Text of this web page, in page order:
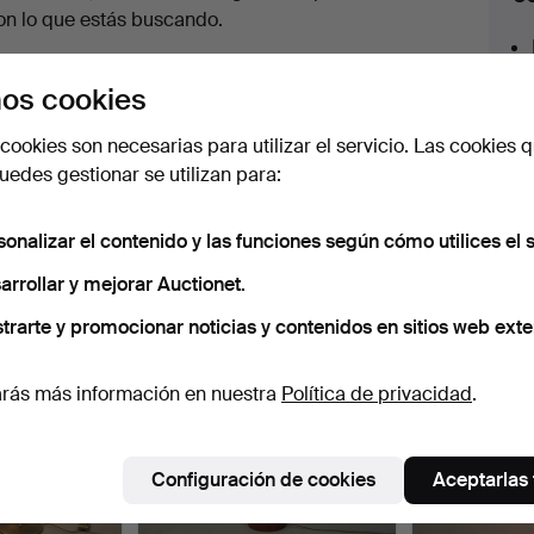
lo que estás buscando.
tan pronto como dispongamos del lote.
archivo que coinciden con tu
cookies
son necesarias para utilizar el servicio. Las cookies
gestionar se utilizan para:
el contenido y las funciones según cómo utilices el
y mejorar Auctionet.
y promocionar noticias y contenidos en sitios web
más información en nuestra Política de privacidad.
Configuración de cookies Aceptarlas